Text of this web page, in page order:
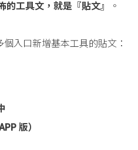
的工具文，就是『貼文』 。
入口新增基本工具的貼文：
版）